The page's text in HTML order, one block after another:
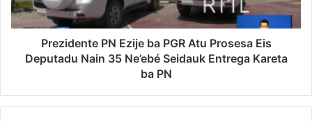
Prezidente PN Ezije ba PGR Atu Prosesa Eis
Deputadu Nain 35 Ne’ebé Seidauk Entrega Kareta
ba PN